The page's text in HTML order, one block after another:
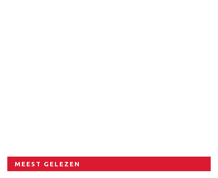
MEEST GELEZEN